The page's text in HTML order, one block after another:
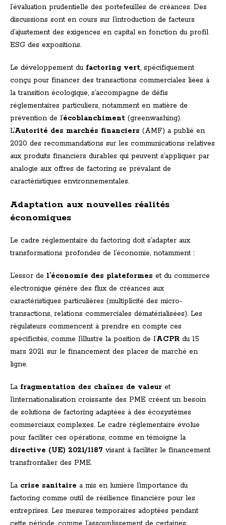
l’évaluation prudentielle des portefeuilles de créances. Des
discussions sont en cours sur l’introduction de facteurs
d’ajustement des exigences en capital en fonction du profil
ESG des expositions.
Le développement du factoring vert, spécifiquement
conçu pour financer des transactions commerciales liées à
la transition écologique, s’accompagne de défis
réglementaires particuliers, notamment en matière de
prévention de l’écoblanchiment (greenwashing).
L’Autorité des marchés financiers (AMF) a publié en
2020 des recommandations sur les communications relatives
aux produits financiers durables qui peuvent s’appliquer par
analogie aux offres de factoring se prévalant de
caractéristiques environnementales.
Adaptation aux nouvelles réalités
économiques
Le cadre réglementaire du factoring doit s’adapter aux
transformations profondes de l’économie, notamment :
L’essor de l’économie des plateformes et du commerce
électronique génère des flux de créances aux
caractéristiques particulières (multiplicité des micro-
transactions, relations commerciales dématérialisées). Les
régulateurs commencent à prendre en compte ces
spécificités, comme l’illustre la position de l’ACPR du 15
mars 2021 sur le financement des places de marché en
ligne.
La fragmentation des chaînes de valeur et
l’internationalisation croissante des PME créent un besoin
de solutions de factoring adaptées à des écosystèmes
commerciaux complexes. Le cadre réglementaire évolue
pour faciliter ces opérations, comme en témoigne la
directive (UE) 2021/1187 visant à faciliter le financement
transfrontalier des PME.
La crise sanitaire a mis en lumière l’importance du
factoring comme outil de résilience financière pour les
entreprises. Les mesures temporaires adoptées pendant